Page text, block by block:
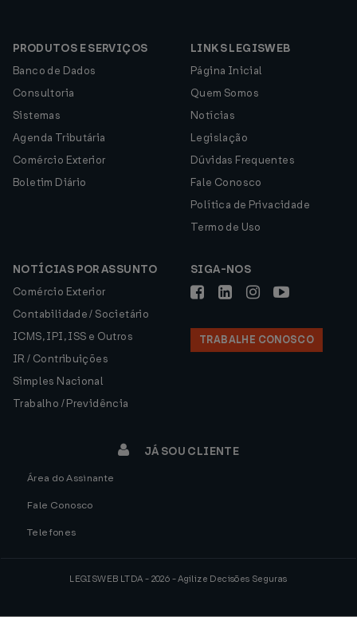
PRODUTOS E SERVIÇOS
Banco de Dados
Consultoria
Sistemas
Agenda Tributária
Comércio Exterior
Boletim Diário
LINKS LEGISWEB
Página Inicial
Quem Somos
Notícias
Legislação
Dúvidas Frequentes
Fale Conosco
Política de Privacidade
Termo de Uso
NOTÍCIAS POR ASSUNTO
Comércio Exterior
Contabilidade / Societário
ICMS, IPI, ISS e Outros
IR / Contribuições
Simples Nacional
Trabalho / Previdência
SIGA-NOS
TRABALHE CONOSCO
JÁ SOU CLIENTE
Área do Assinante
Fale Conosco
Telefones
LEGISWEB LTDA - 2026 - Agilize Decisões Seguras